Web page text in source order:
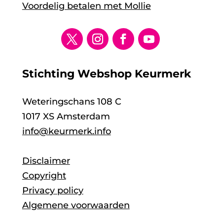
Voordelig betalen met Mollie
Stichting Webshop Keurmerk
Weteringschans 108 C
1017 XS Amsterdam
info@keurmerk.info
Disclaimer
Copyright
Privacy policy
Algemene voorwaarden